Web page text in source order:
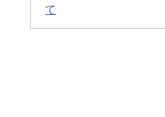
て